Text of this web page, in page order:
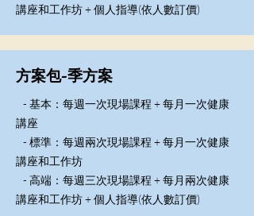
講座和工作坊 + 個人指導(依人數訂價)
方案包-季方案
- 基本：每週一次現場課程 + 每月一次健康
講座
- 標準：每週兩次現場課程 + 每月一次健康
講座和工作坊
- 高端：每週三次現場課程 + 每月兩次健康
講座和工作坊 + 個人指導(依人數訂價)